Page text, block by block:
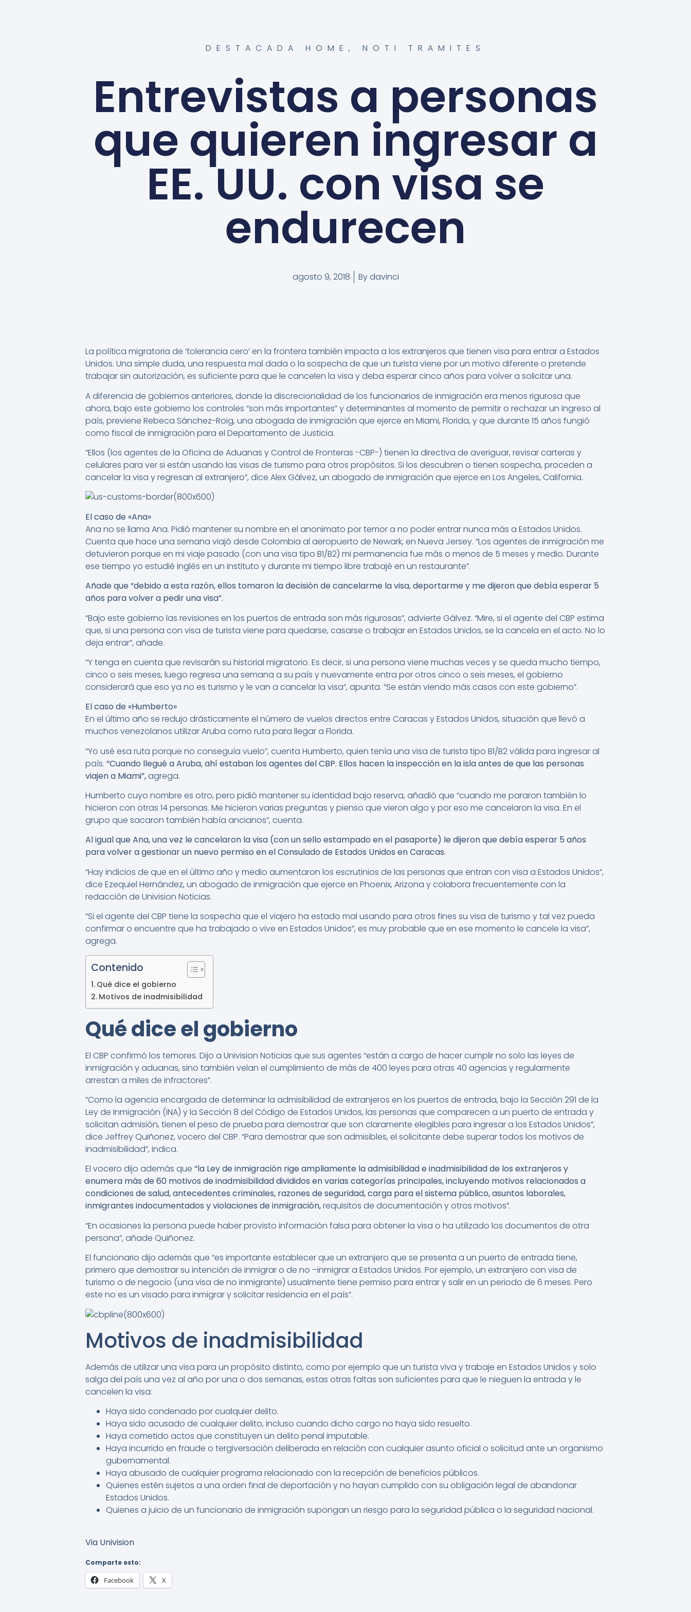
DESTACADA HOME , NOTI TRAMITES
Entrevistas a personas
que quieren ingresar a
EE. UU. con visa se
endurecen
agosto 9, 2018 Bydavinci
La política migratoria de ‘tolerancia cero’ en la frontera también impacta a los extranjeros que tienen visa para entrar a Estados
Unidos. Una simple duda, una respuesta mal dada o la sospecha de que un turista viene por un motivo diferente o pretende
trabajar sin autorización, es suficiente para que le cancelen la visa y deba esperar cinco años para volver a solicitar una.
A diferencia de gobiernos anteriores, donde la discrecionalidad de los funcionarios de inmigración era menos rigurosa que
ahora, bajo este gobierno los controles “son más importantes” y determinantes al momento de permitir o rechazar un ingreso al
país, previene Rebeca Sánchez-Roig, una abogada de inmigración que ejerce en Miami, Florida, y que durante 15 años fungió
como fiscal de inmigración para el Departamento de Justicia.
“Ellos (los agentes de la Oficina de Aduanas y Control de Fronteras -CBP-) tienen la directiva de averiguar, revisar carteras y
celulares para ver si están usando las visas de turismo para otros propósitos. Si los descubren o tienen sospecha, proceden a
cancelar la visa y regresan al extranjero”, dice Alex Gálvez, un abogado de inmigración que ejerce en Los Angeles, California.
El caso de «Ana»
Ana no se llama Ana. Pidió mantener su nombre en el anonimato por temor a no poder entrar nunca más a Estados Unidos.
Cuenta que hace una semana viajó desde Colombia al aeropuerto de Newark, en Nueva Jersey. “Los agentes de inmigración me
detuvieron porque en mi viaje pasado (con una visa tipo B1/B2) mi permanencia fue más o menos de 5 meses y medio. Durante
ese tiempo yo estudié inglés en un instituto y durante mi tiempo libre trabajé en un restaurante”.
Añade que “debido a esta razón, ellos tomaron la decisión de cancelarme la visa, deportarme y me dijeron que debía esperar 5
años para volver a pedir una visa”.
“Bajo este gobierno las revisiones en los puertos de entrada son más rigurosas”, advierte Gálvez. “Mire, si el agente del CBP estima
que, si una persona con visa de turista viene para quedarse, casarse o trabajar en Estados Unidos, se la cancela en el acto. No lo
deja entrar”, añade.
“Y tenga en cuenta que revisarán su historial migratorio. Es decir, si una persona viene muchas veces y se queda mucho tiempo,
cinco o seis meses, luego regresa una semana a su país y nuevamente entra por otros cinco o seis meses, el gobierno
considerará que eso ya no es turismo y le van a cancelar la visa”, apunta. “Se están viendo más casos con este gobierno”.
El caso de «Humberto»
En el último año se redujo drásticamente el número de vuelos directos entre Caracas y Estados Unidos, situación que llevó a
muchos venezolanos utilizar Aruba como ruta para llegar a Florida.
“Yo usé esa ruta porque no conseguía vuelo”, cuenta Humberto, quien tenía una visa de turista tipo B1/B2 válida para ingresar al
país. “Cuando llegué a Aruba, ahí estaban los agentes del CBP. Ellos hacen la inspección en la isla antes de que las personas
viajen a Miami”,agrega.
Humberto cuyo nombre es otro, pero pidió mantener su identidad bajo reserva, añadió que “cuando me pararon también lo
hicieron con otras 14 personas. Me hicieron varias preguntas y pienso que vieron algo y por eso me cancelaron la visa. En el
grupo que sacaron también había ancianos”, cuenta.
Al igual que Ana, una vez le cancelaron la visa (con un sello estampado en el pasaporte) le dijeron que debía esperar 5 años
para volver a gestionar un nuevo permiso en el Consulado de Estados Unidos en Caracas.
“Hay indicios de que en el último año y medio aumentaron los escrutinios de las personas que entran con visa a Estados Unidos”,
dice Ezequiel Hernández, un abogado de inmigración que ejerce en Phoenix, Arizona y colabora frecuentemente con la
redacción de Univision Noticias.
“Si el agente del CBP tiene la sospecha que el viajero ha estado mal usando para otros fines su visa de turismo y tal vez pueda
confirmar o encuentre que ha trabajado o vive en Estados Unidos”, es muy probable que en ese momento le cancele la visa”,
agrega.
Contenido
Qué dice el gobierno
Motivos de inadmisibilidad
Qué dice el gobierno
El CBP confirmó los temores. Dijo a Univision Noticias que sus agentes “están a cargo de hacer cumplir no solo las leyes de
inmigración y aduanas, sino también velan el cumplimiento de más de 400 leyes para otras 40 agencias y regularmente
arrestan a miles de infractores”.
“Como la agencia encargada de determinar la admisibilidad de extranjeros en los puertos de entrada, bajo la Sección 291 de la
Ley de Inmigración (INA) y la Sección 8 del Código de Estados Unidos, las personas que comparecen a un puerto de entrada y
solicitan admisión, tienen el peso de prueba para demostrar que son claramente elegibles para ingresar a los Estados Unidos”,
dice Jeffrey Quiñonez, vocero del CBP. “Para demostrar que son admisibles, el solicitante debe superar todos los motivos de
inadmisibilidad”, indica.
El vocero dijo además que “la Ley de inmigración rige ampliamente la admisibilidad e inadmisibilidad de los extranjeros y
enumera más de 60 motivos de inadmisibilidad divididos en varias categorías principales, incluyendo motivos relacionados a
condiciones de salud, antecedentes criminales, razones de seguridad, carga para el sistema público, asuntos laborales,
inmigrantes indocumentados y violaciones de inmigración,requisitos de documentación y otros motivos”.
“En ocasiones la persona puede haber provisto información falsa para obtener la visa o ha utilizado los documentos de otra
persona”, añade Quiñonez.
El funcionario dijo además que “es importante establecer que un extranjero que se presenta a un puerto de entrada tiene,
primero que demostrar su intención de inmigrar o de no –inmigrar a Estados Unidos. Por ejemplo, un extranjero con visa de
turismo o de negocio (una visa de no inmigrante) usualmente tiene permiso para entrar y salir en un periodo de 6 meses. Pero
este no es un visado para inmigrar y solicitar residencia en el país”.
Motivos de inadmisibilidad
Además de utilizar una visa para un propósito distinto, como por ejemplo que un turista viva y trabaje en Estados Unidos y solo
salga del país una vez al año por una o dos semanas, estas otras faltas son suficientes para que le nieguen la entrada y le
cancelen la visa:
Haya sido condenado por cualquier delito.
Haya sido acusado de cualquier delito, incluso cuando dicho cargo no haya sido resuelto.
Haya cometido actos que constituyen un delito penal imputable.
Haya incurrido en fraude o tergiversación deliberada en relación con cualquier asunto oficial o solicitud ante un organismo
gubernamental.
Haya abusado de cualquier programa relacionado con la recepción de beneficios públicos.
Quienes estén sujetos a una orden final de deportación y no hayan cumplido con su obligación legal de abandonar
Estados Unidos.
Quienes a juicio de un funcionario de inmigración supongan un riesgo para la seguridad pública o la seguridad nacional.
Via Univision
Comparte esto:
Facebook X